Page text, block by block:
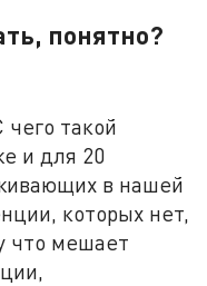
понятно?
такой
и для 20
в нашей
которых нет,
что мешает